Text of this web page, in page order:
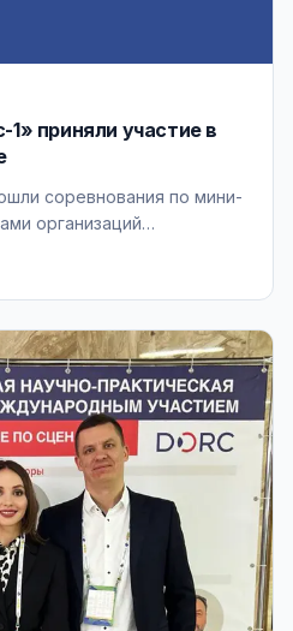
1» приняли участие в
соревнования по мини-
организаций